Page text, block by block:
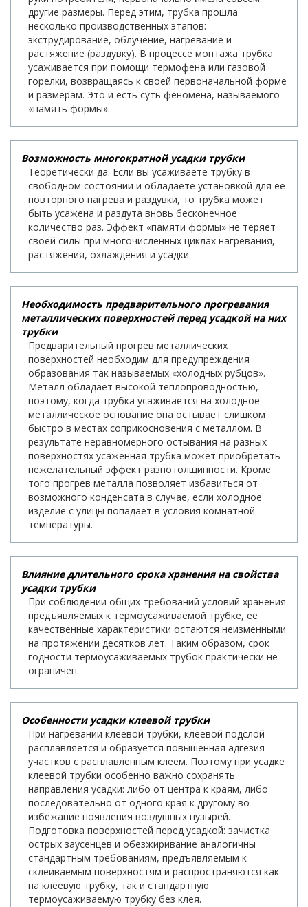
другие размеры. Перед этим, трубка прошла
несколько производственных этапов:
экструдирование, облучение, нагревание и
растяжение (раздувку). В процессе монтажа трубка
усаживается при помощи термофена или газовой
горелки, возвращаясь к своей первоначальной форме
и размерам. Это и есть суть феномена, называемого
«память формы».
Возможность многократной усадки трубки
Теоретически да. Если вы усаживаете трубку в
свободном состоянии и обладаете установкой для ее
повторного нагрева и раздувки, то трубка может
быть усажена и раздута вновь бесконечное
количество раз. Эффект «памяти формы» не теряет
своей силы при многочисленных циклах нагревания,
растяжения, охлаждения и усадки.
Необходимость предварительного прогревания
металлических поверхностей перед усадкой на них
трубки
Предварительный прогрев металлических
поверхностей необходим для предупреждения
образования так называемых «холодных рубцов».
Металл обладает высокой теплопроводностью,
поэтому, когда трубка усаживается на холодное
металлическое основание она остывает слишком
быстро в местах соприкосновения с металлом. В
результате неравномерного остывания на разных
поверхностях усаженная трубка может приобретать
нежелательный эффект разнотолщинности. Кроме
того прогрев металла позволяет избавиться от
возможного конденсата в случае, если холодное
изделие с улицы попадает в условия комнатной
температуры.
Влияние длительного срока хранения на свойства
усадки трубки
При соблюдении общих требований условий хранения
предъявляемых к термоусаживаемой трубке, ее
качественные характеристики остаются неизменными
на протяжении десятков лет. Таким образом, срок
годности термоусаживаемых трубок практически не
ограничен.
Особенности усадки клеевой трубки
При нагревании клеевой трубки, клеевой подслой
расплавляется и образуется повышенная адгезия
участков с расплавленным клеем. Поэтому при усадке
клеевой трубки особенно важно сохранять
направления усадки: либо от центра к краям, либо
последовательно от одного края к другому во
избежание появления воздушных пузырей.
Подготовка поверхностей перед усадкой: зачистка
острых заусенцев и обезжиривание аналогичны
стандартным требованиям, предъявляемым к
склеиваемым поверхностям и распространяются как
на клеевую трубку, так и стандартную
термоусаживаемую трубку без клея.